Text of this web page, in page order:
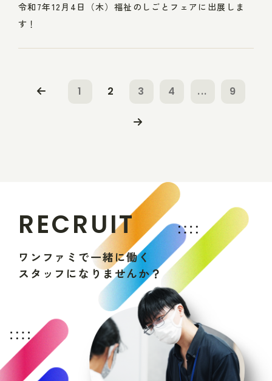
令和7年12月4日（木）福祉のしごとフェアに出展しま
す！
1 2 3 4 ... 9
RECRUIT
ワ ン フ ァ ミ で一緒に働く
ス タ ッ フ にな りま せんか？